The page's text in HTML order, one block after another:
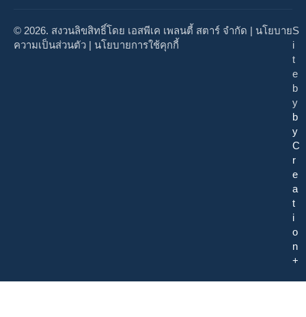
© 2026. สงวนลิขสิทธิ์โดย เอสพีเค เพลนตี้ สตาร์ จำกัด | นโยบาย
ความเป็นส่วนตัว | นโยบายการใช้คุกกี้
S
i
t
e
b
y
b
y
C
r
e
a
t
i
o
n
+